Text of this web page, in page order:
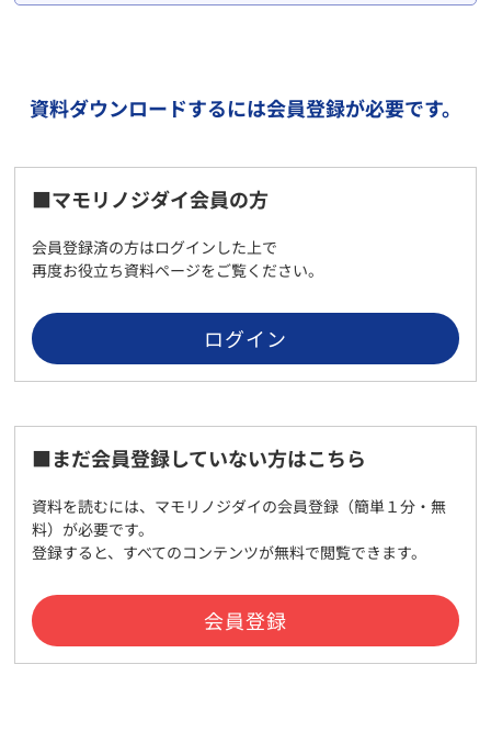
資料ダウンロードするには会員登録が必要です。
■マモリノジダイ会員の方
会員登録済の方はログインした上で
再度お役立ち資料ページをご覧ください。
ログイン
■まだ会員登録していない方はこちら
資料を読むには、マモリノジダイの会員登録（簡単１分・無
料）が必要です。
登録すると、すべてのコンテンツが無料で閲覧できます。
会員登録